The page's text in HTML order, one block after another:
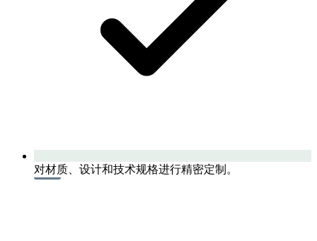
对材质、设计和技术规格进行精密定制。